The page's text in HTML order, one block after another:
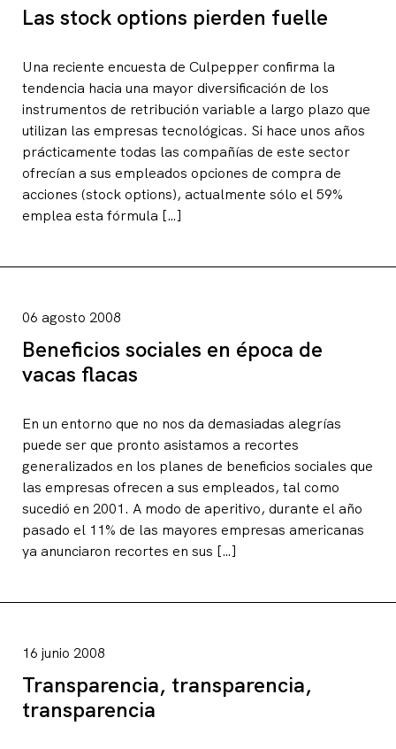
Las stock options pierden fuelle
Una reciente encuesta de Culpepper confirma la
tendencia hacia una mayor diversificación de los
instrumentos de retribución variable a largo plazo que
utilizan las empresas tecnológicas. Si hace unos años
prácticamente todas las compañías de este sector
ofrecían a sus empleados opciones de compra de
acciones (stock options), actualmente sólo el 59%
emplea esta fórmula […]
06 agosto 2008
Beneficios sociales en época de
vacas flacas
En un entorno que no nos da demasiadas alegrías
puede ser que pronto asistamos a recortes
generalizados en los planes de beneficios sociales que
las empresas ofrecen a sus empleados, tal como
sucedió en 2001. A modo de aperitivo, durante el año
pasado el 11% de las mayores empresas americanas
ya anunciaron recortes en sus […]
16 junio 2008
Transparencia, transparencia,
transparencia